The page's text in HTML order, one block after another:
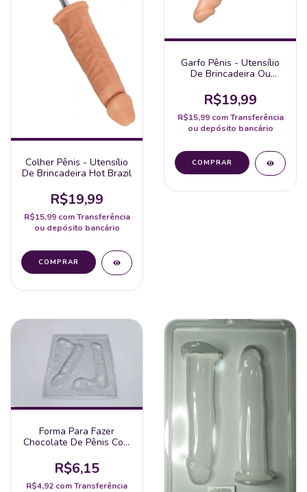
Colher Pênis - Utensílio
De Brincadeira Hot Brazil
R$19,99
R$15,99 com Transferência
ou depósito bancário
Garfo Pênis - Utensílio
De Brincadeira Ou
Brazil
R$19,99
R$15,99 com Transferência
ou depósito bancário
Forma Para Fazer
Chocolate De Pênis Com
R$6,15
R$4,92 comTransferência